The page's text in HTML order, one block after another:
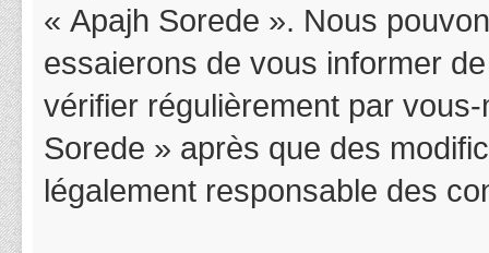
« Apajh Sorede ». Nous
essaierons de vous informer
vérifier régulièrement par
Sorede » après que des
légalement responsable des